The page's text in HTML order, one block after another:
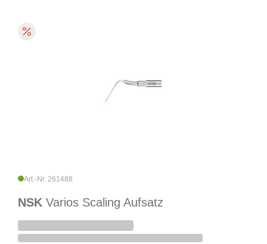
Art.-Nr. 261488
NSK Varios Scaling Aufsatz